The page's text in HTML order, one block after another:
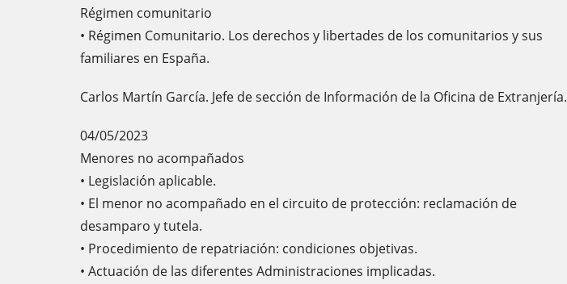
Régimen comunitario
• Régimen Comunitario. Los derechos y libertades de los comunitarios y sus
familiares en España.
Carlos Martín García. Jefe de sección de Información de la Oficina de Extranjería.
04/05/2023
Menores no acompañados
• Legislación aplicable.
• El menor no acompañado en el circuito de protección: reclamación de
desamparo y tutela.
• Procedimiento de repatriación: condiciones objetivas.
• Actuación de las diferentes Administraciones implicadas.